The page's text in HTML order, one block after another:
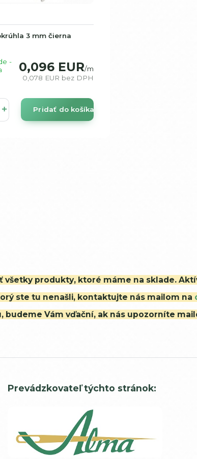
3 mm čierna
0,096 EUR/m
0,078 EUR bez DPH
-
Pridať do košíka
všetky produkty, ktoré máme na sklade.
ste tu nenašli, kontaktujte nás mailom na
budeme Vám vďační, ak nás upozorníte
Prevádzkovateľ týchto stránok: